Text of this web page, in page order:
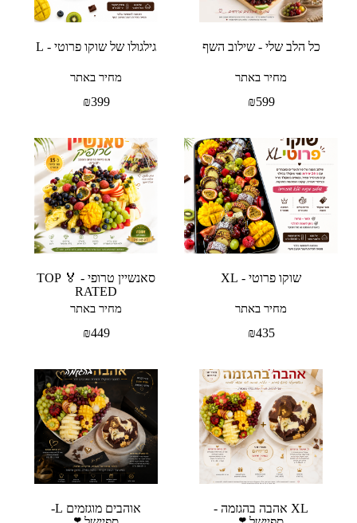
כל הלב שלי - שילוב השף
מחיר באתר
₪599
גילגולו של שוקו פרוטי - L
מחיר באתר
₪399
שוקו פרוטי - XL
מחיר באתר
₪435
סאנשיין טרופי - 🏅 TOP
RATED
מחיר באתר
₪449
XL אהבה בהגזמה -
אוהבים מוגזמים L-